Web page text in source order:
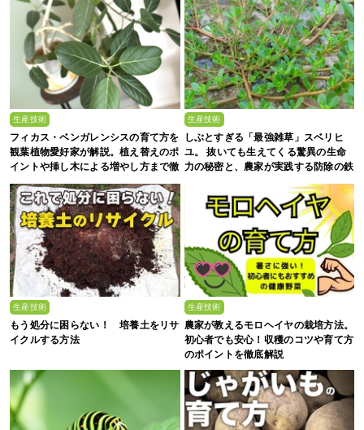
生産技術
フィカス・ベンガレンシスの育て方を
観葉植物愛好家が解説。植え替えのポ
イントや挿し木による増やし方まで徹
生産技術
しぶとすぎる「最強雑草」スベリヒ
ユ。 抜いても生えてくる驚異の生命
力の秘密と、農家が実践する防除の鉄
生産技術
もう処分に困らない！ 培養土をリサ
イクルする方法
生産技術
農家が教えるモロヘイヤの栽培方法。
初心者でも安心！収穫のコツや育て方
のポイントを徹底解説